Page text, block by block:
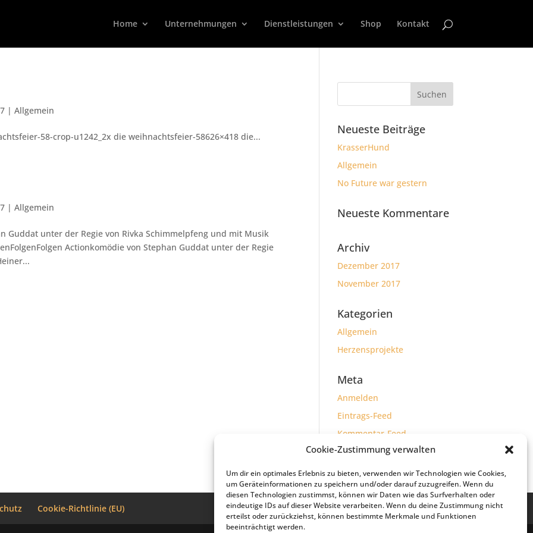
Cookie-Zustimmung verwalten
Um dir ein optimales Erlebnis zu bieten, verwenden wir Technologien wie Cookies,
um Geräteinformationen zu speichern und/oder darauf zuzugreifen. Wenn du
diesen Technologien zustimmst, können wir Daten wie das Surfverhalten oder
eindeutige IDs auf dieser Website verarbeiten. Wenn du deine Zustimmung nicht
erteilst oder zurückziehst, können bestimmte Merkmale und Funktionen
beeinträchtigt werden.
Home Unternehmungen Dienstleistungen Shop Kontakt
|Allgemein
58-crop-u1242_2x die weihnachtsfeier-58626×418 die...
|Allgemein
Guddat unter der Regie von Rivka Schimmelpfeng und mit Musik
Actionkomödie von Stephan Guddat unter der Regie
Neueste Beiträge
KrasserHund
Allgemein
No Future war gestern
Neueste Kommentare
Archiv
Dezember 2017
November 2017
Kategorien
Allgemein
Herzensprojekte
Meta
Anmelden
Eintrags-Feed
Kommentar-Feed
WordPress.org
Cookie-Richtlinie (EU)